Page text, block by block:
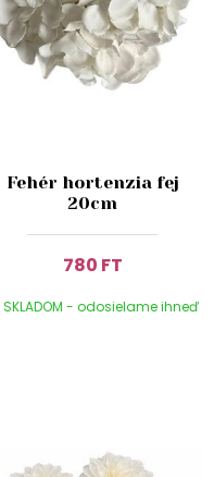
Fehér hortenzia fej
20cm
780 FT
SKLADOM - odosielame ihneď